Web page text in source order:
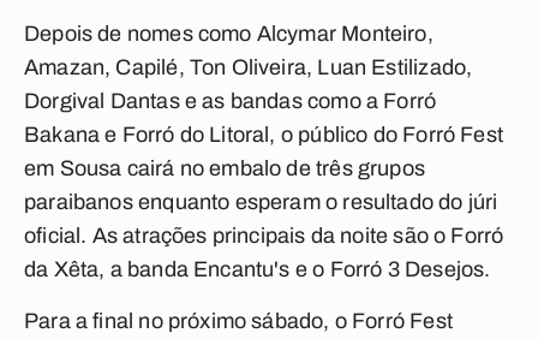
Depois de nomes como Alcymar Monteiro,
Amazan, Capilé, Ton Oliveira, Luan Estilizado,
Dorgival Dantas e as bandas como a Forró
Bakana e Forró do Litoral, o público do Forró Fest
em Sousa cairá no embalo de três grupos
paraibanos enquanto esperam o resultado do júri
oficial. As atrações principais da noite são o Forró
da Xêta, a banda Encantu's e o Forró 3 Desejos.
Para a final no próximo sábado, o Forró Fest